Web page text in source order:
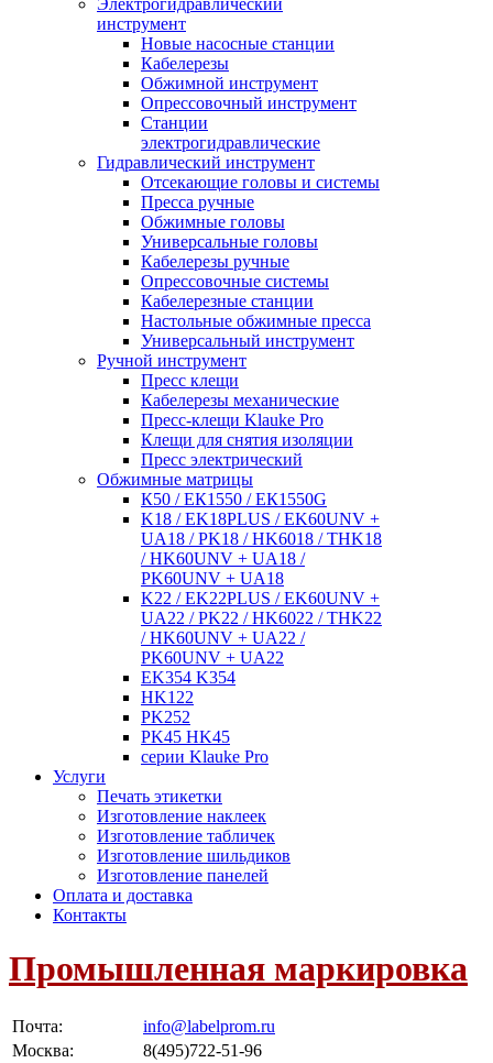
Электрогидравлический
инструмент
Новые насосные станции
Кабелерезы
Обжимной инструмент
Опрессовочный инструмент
Станции
электрогидравлические
Гидравлический инструмент
Отсекающие головы и системы
Пресса ручные
Обжимные головы
Универсальные головы
Кабелерезы ручные
Опрессовочные системы
Кабелерезные станции
Настольные обжимные пресса
Универсальный инструмент
Ручной инструмент
Пресс клещи
Кабелерезы механические
Пресс-клещи Klauke Pro
Клещи для снятия изоляции
Пресс электрический
Обжимные матрицы
К50 / ЕК1550 / ЕК1550G
K18 / EK18PLUS / EK60UNV +
UA18 / PK18 / HK6018 / THK18
/ HK60UNV + UA18 /
PK60UNV + UA18
K22 / EK22PLUS / EK60UNV +
UA22 / PK22 / HK6022 / THK22
/ HK60UNV + UA22 /
PK60UNV + UA22
EK354 K354
HK122
PK252
PK45 HK45
серии Klauke Pro
Услуги
Печать этикетки
Изготовление наклеек
Изготовление табличек
Изготовление шильдиков
Изготовление панелей
Оплата и доставка
Контакты
Промышленная маркировка
Почта:
info@labelprom.ru
Москва: 8(495)722-51-96